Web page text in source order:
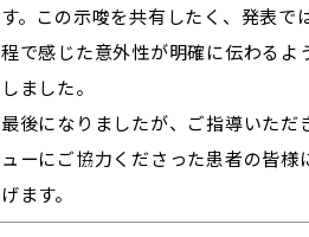
す。この示唆を共有したく、発表
程で感じた意外性が明確に伝わる
しました。
最後になりましたが、ご指導いた
ューにご協力くださった患者の皆
げます。